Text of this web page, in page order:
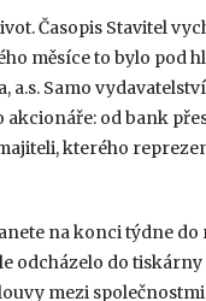
Časopis Stavitel
měsíce to bylo pod
a.s. Samo
od bank
kterého
na konci týdne do
odcházelo do
mezi